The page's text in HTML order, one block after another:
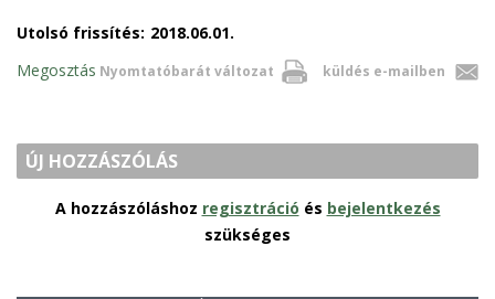
Utolsó frissítés: 2018.06.01.
Nyomtatóbarát változat küldés e-mailben
Megosztás
ÚJ HOZZÁSZÓLÁS
A hozzászóláshoz regisztráció és bejelentkezés
szükséges